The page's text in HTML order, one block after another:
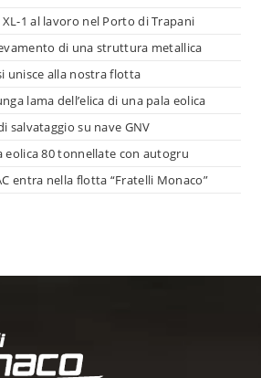
XL-1 al lavoro nel Porto di Trapani
di una struttura metallica
unisce alla nostra flotta
lama dell’elica di una pala eolica
salvataggio su nave GNV
eolica 80 tonnellate con autogru
entra nella flotta “Fratelli Monaco”